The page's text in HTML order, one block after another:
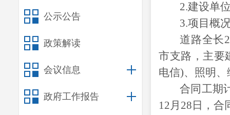
公示公告
政策解读
会议信息
政府工作报告
2.建设单
3.项目概
道路全长
市支路，主要
电信)、照明
合同工期
12月28日，合